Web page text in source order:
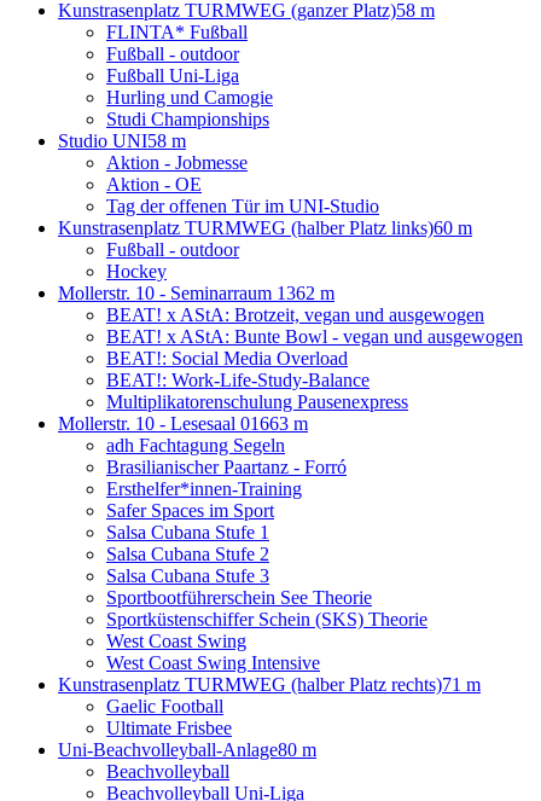
Kunstrasenplatz TURMWEG (ganzer Platz)58 m
FLINTA* Fußball
Fußball - outdoor
Fußball Uni-Liga
Hurling und Camogie
Studi Championships
Studio UNI58 m
Aktion - Jobmesse
Aktion - OE
Tag der offenen Tür im UNI-Studio
Kunstrasenplatz TURMWEG (halber Platz links)60 m
Fußball - outdoor
Hockey
Mollerstr. 10 - Seminarraum 1362 m
BEAT! x AStA: Brotzeit, vegan und ausgewogen
BEAT! x AStA: Bunte Bowl - vegan und ausgewogen
BEAT!: Social Media Overload
BEAT!: Work-Life-Study-Balance
Multiplikatorenschulung Pausenexpress
Mollerstr. 10 - Lesesaal 01663 m
adh Fachtagung Segeln
Brasilianischer Paartanz - Forró
Ersthelfer*innen-Training
Safer Spaces im Sport
Salsa Cubana Stufe 1
Salsa Cubana Stufe 2
Salsa Cubana Stufe 3
Sportbootführerschein See Theorie
Sportküstenschiffer Schein (SKS) Theorie
West Coast Swing
West Coast Swing Intensive
Kunstrasenplatz TURMWEG (halber Platz rechts)71 m
Gaelic Football
Ultimate Frisbee
Uni-Beachvolleyball-Anlage80 m
Beachvolleyball
Beachvolleyball Uni-Liga